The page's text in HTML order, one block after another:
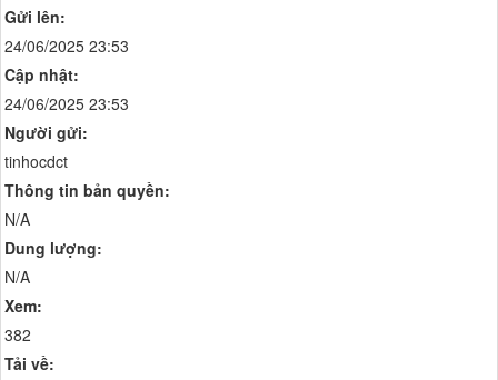
Gửi lên:
24/06/2025 23:53
Cập nhật:
24/06/2025 23:53
Người gửi:
tinhocdct
Thông tin bản quyền:
N/A
Dung lượng:
N/A
Xem:
382
Tải về: